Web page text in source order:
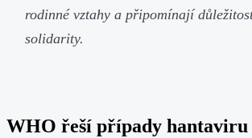
rodinné vztahy a připomínají
solidarity.
WHO řeší případy hantaviru